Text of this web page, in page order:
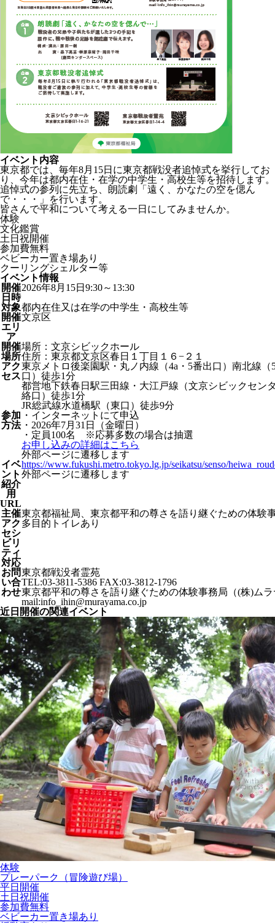
イベント内容
東京都では、毎年8月15日に東京都戦没者追悼式を挙行してお
り、今年は都内在住・在学の中学生・高校生等を招待します。
追悼式の参列に先立ち、朗読劇「遠く、かなたの空を偲ん
で・・・」を行います。
皆さんで平和について考える一日にしてみませんか。
体験
文化鑑賞
土日祝開催
参加費無料
ベビーカー置き場あり
クーリングシェルター等
イベント情報
開催
日時
2026年8月15日9:30～13:30
対象都内在住又は在学の中学生・高校生等
開催
エリ
ア
文京区
開催
場所
場所：文京シビックホール
住所：東京都文京区春日１丁目１６−２１
アク
セス
東京メトロ後楽園駅・丸ノ内線（4a・5番出口）南北線（
口）徒歩1分
都営地下鉄春日駅三田線・大江戸線（文京シビックセン
絡口）徒歩1分
JR総武線水道橋駅（東口）徒歩9分
参加
方法
・インターネットにて申込
・2026年7月31日（金曜日）
・定員100名 ※応募多数の場合は抽選
お申し込みの詳細はこちら
外部ページに遷移します
イベ
ント
紹介
⽤
URL
https://www.fukushi.metro.tokyo.lg.jp/seikatsu/senso/
外部ページに遷移します
主催東京都福祉局、東京都平和の尊さを語り継ぐための体験
アク
セシ
ビリ
ティ
対応
多目的トイレあり
お問
い合
わせ
東京都戦没者霊苑
TEL:03-3811-5386 FAX:03-3812-1796
東京都平和の尊さを語り継ぐための体験事務局（(株)ム
mail:info_ihin@murayama.co.jp
近日開催の関連イベント
体験
プレーパーク（冒険遊び場）
平日開催
土日祝開催
参加費無料
ベビーカー置き場あり